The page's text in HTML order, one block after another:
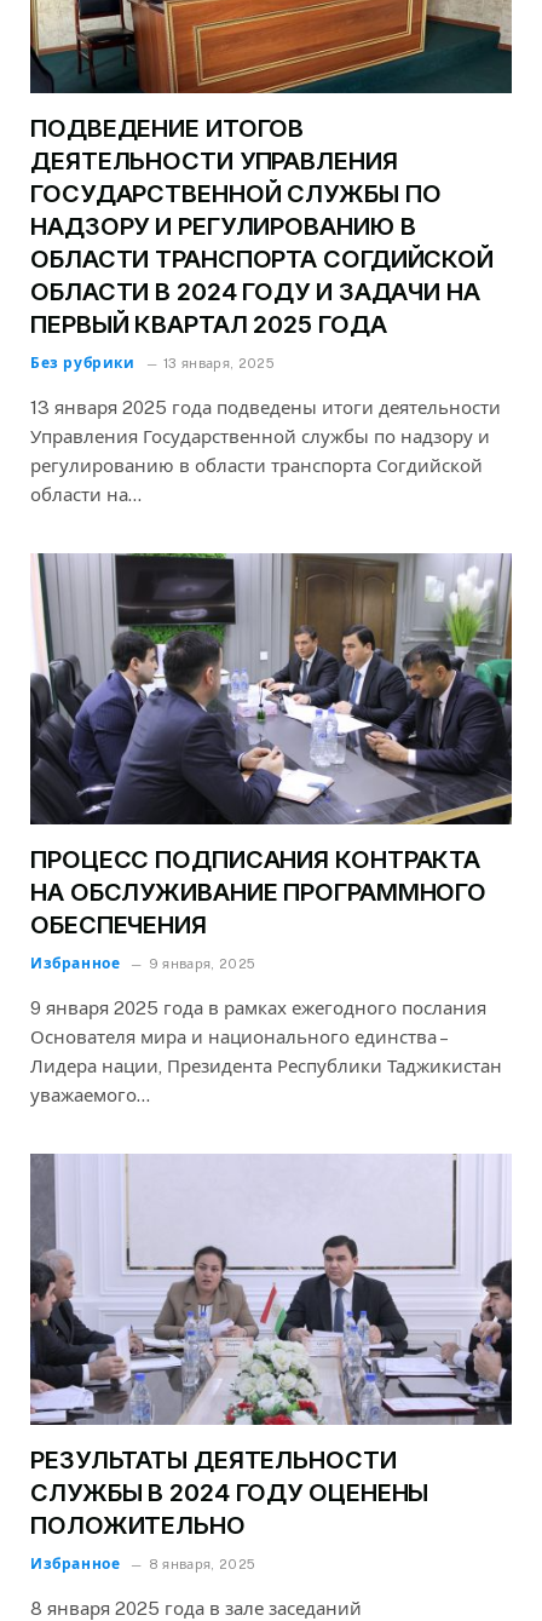
ПОДВЕДЕНИЕ ИТОГОВ
ДЕЯТЕЛЬНОСТИ УПРАВЛЕНИЯ
ГОСУДАРСТВЕННОЙ СЛУЖБЫ ПО
НАДЗОРУ И РЕГУЛИРОВАНИЮ В
ОБЛАСТИ ТРАНСПОРТА СОГДИЙСКОЙ
ОБЛАСТИ В 2024 ГОДУ И ЗАДАЧИ НА
ПЕРВЫЙ КВАРТАЛ 2025 ГОДА
Без рубрики 13 января, 2025
13 января 2025 года подведены итоги деятельности
Управления Государственной службы по надзору и
регулированию в области транспорта Согдийской
области на…
ПРОЦЕСС ПОДПИСАНИЯ КОНТРАКТА
НА ОБСЛУЖИВАНИЕ ПРОГРАММНОГО
ОБЕСПЕЧЕНИЯ
Избранное 9 января, 2025
9 января 2025 года в рамках ежегодного послания
Основателя мира и национального единства –
Лидера нации, Президента Республики Таджикистан
уважаемого…
РЕЗУЛЬТАТЫ ДЕЯТЕЛЬНОСТИ
СЛУЖБЫ В 2024 ГОДУ ОЦЕНЕНЫ
ПОЛОЖИТЕЛЬНО
Избранное 8 января, 2025
8 января 2025 года в зале заседаний